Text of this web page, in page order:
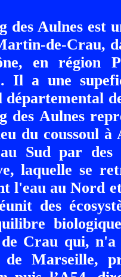
des Aulnes est
de-Crau,
en région
Il a une
départemental
des Aulnes
du coussoul à
Sud par
laquelle se
l'eau au Nord
des
de Crau qui, n'a
de Marseille,